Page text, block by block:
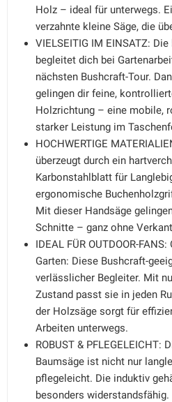
Holz – ideal für unterwegs.
verzahnte kleine Säge, die
VIELSEITIG IM EINSATZ:
begleitet dich bei
nächsten Bushcraft-Tour.
gelingen dir feine,
Holzrichtung – eine mobile,
starker Leistung im
HOCHWERTIGE
überzeugt durch ein
Karbonstahlblatt für
ergonomische
Mit dieser Handsäge
Schnitte – ganz ohne
IDEAL FÜR OUTDOOR-
Garten: Diese Bushcraft-
verlässlicher Begleiter. Mit
Zustand passt sie in jeden
der Holzsäge sorgt für
Arbeiten unterwegs.
ROBUST & PFLEGELEICHT:
Baumsäge ist nicht nur
pflegeleicht. Die induktiv
besonders